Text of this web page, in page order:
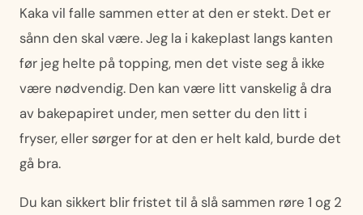
Kaka vil falle sammen etter at den er stekt. Det er
sånn den skal være. Jeg la i kakeplast langs kanten
før jeg helte på topping, men det viste seg å ikke
være nødvendig. Den kan være litt vanskelig å dra
av bakepapiret under, men setter du den litt i
fryser, eller sørger for at den er helt kald, burde det
gå bra.
Du kan sikkert blir fristet til å slå sammen røre 1 og 2